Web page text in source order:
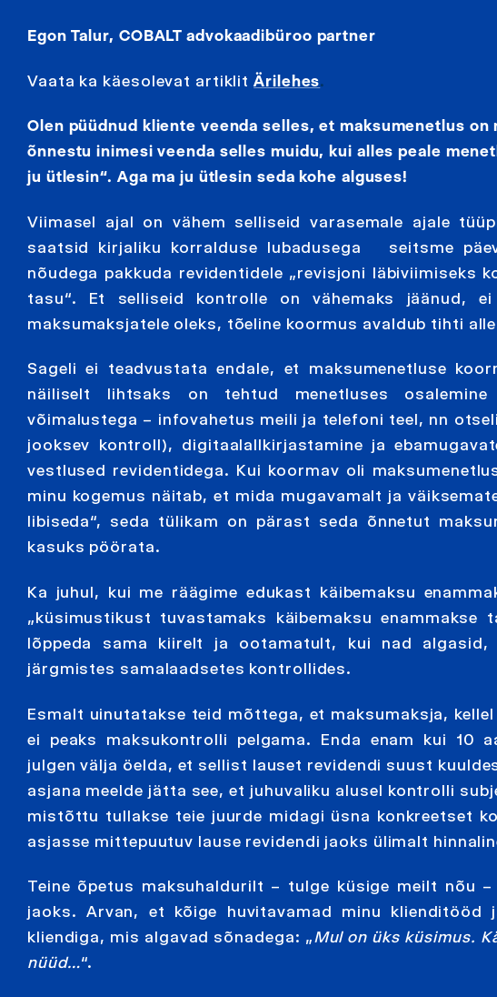
Egon Talur, COBALT advokaadibüroo partner
Vaata ka käesolevat artiklitÄrilehes.
Olen püüdnud kliente veenda selles, et maksumenetlus
õnnestu inimesi veenda selles muidu, kui alles peale
ju ütlesin“. Aga ma ju ütlesin seda kohe alguses!
Viimasel ajal on vähem selliseid varasemale ajale
saatsid kirjaliku korralduse lubadusega seitsme
nõudega pakkuda revidentidele „revisjoni
tasu“. Et selliseid kontrolle on vähemaks jäänud,
maksumaksjatele oleks, tõeline koormus avaldub tihti
Sageli ei teadvustata endale, et maksumenetluse
näiliselt lihtsaks on tehtud menetluses osalemine
võimalustega – infovahetus meili ja telefoni teel, nn
jooksev kontroll), digitaalallkirjastamine ja
vestlused revidentidega. Kui koormav oli
minu kogemus näitab, et mida mugavamalt ja
libiseda“, seda tülikam on pärast seda õnnetut
kasuks pöörata.
Ka juhul, kui me räägime edukast käibemaksu
„küsimustikust tuvastamaks käibemaksu
lõppeda sama kiirelt ja ootamatult, kui nad
järgmistes samalaadsetes kontrollides.
Esmalt uinutatakse teid mõttega, et maksumaksja,
ei peaks maksukontrolli pelgama. Enda enam kui 10
julgen välja öelda, et sellist lauset revidendi suust
asjana meelde jätta see, et juhuvaliku alusel kontrolli
mistõttu tullakse teie juurde midagi üsna konkreetset
asjasse mittepuutuv lause revidendi jaoks ülimalt
Teine õpetus maksuhaldurilt – tulge küsige meilt nõu
jaoks. Arvan, et kõige huvitavamad minu klienditööd
kliendiga, mis algavad sõnadega: „Mul on üks küsimus.
nüüd…“.